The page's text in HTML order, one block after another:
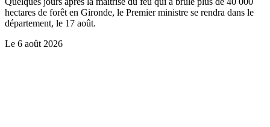
hectares de forêt en Gironde, le Premier ministre se rendra dans le
département, le 17 août.
Le 6 août 2026